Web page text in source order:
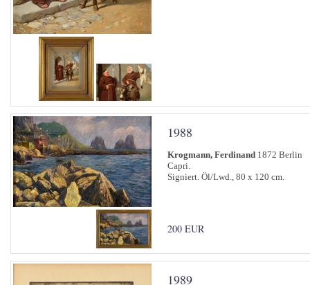
1988
Krogmann, Ferdinand 1872 Berlin
Capri.
Signiert. Öl/Lwd., 80 x 120 cm.
200 EUR
1989